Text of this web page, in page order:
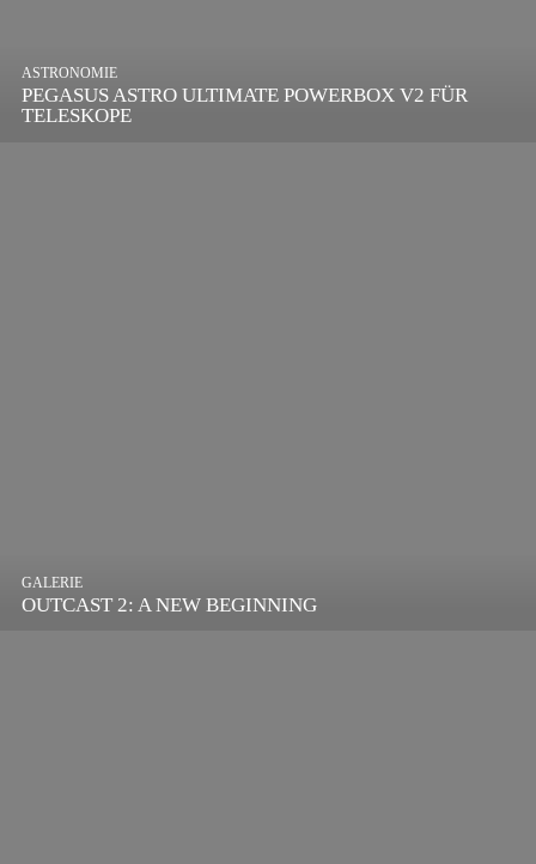
PEGASUS ASTRO ULTIMATE POWERBOX V2 FÜR
TELESKOPE
ASTRONOMIE
OUTCAST 2: A NEW BEGINNING
GALERIE